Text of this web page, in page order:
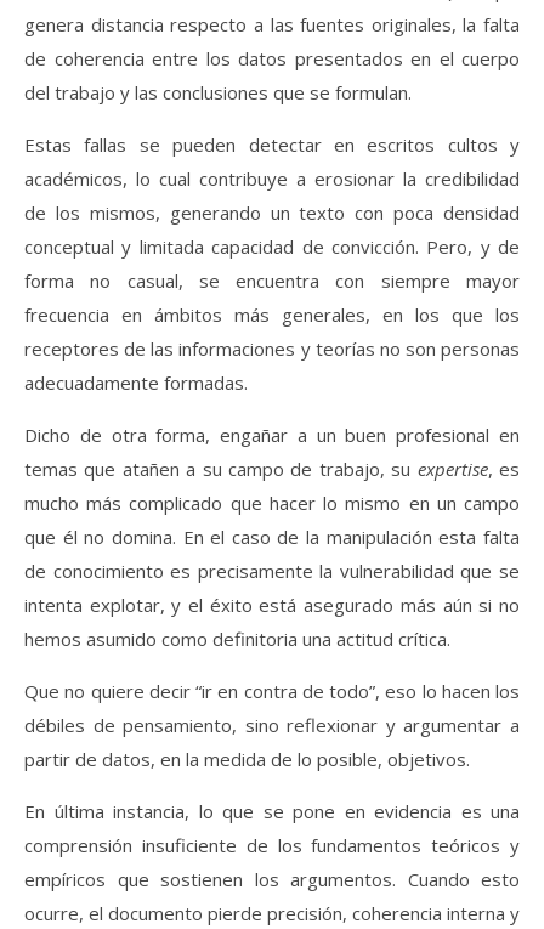
genera distancia respecto a las fuentes originales, la falta
de coherencia entre los datos presentados en el cuerpo
del trabajo y las conclusiones que se formulan.
Estas fallas se pueden detectar en escritos cultos y
académicos, lo cual contribuye a erosionar la credibilidad
de los mismos, generando un texto con poca densidad
conceptual y limitada capacidad de convicción. Pero, y de
forma no casual, se encuentra con siempre mayor
frecuencia en ámbitos más generales, en los que los
receptores de las informaciones y teorías no son personas
adecuadamente formadas.
Dicho de otra forma, engañar a un buen profesional en
temas que atañen a su campo de trabajo, su expertise, es
mucho más complicado que hacer lo mismo en un campo
que él no domina. En el caso de la manipulación esta falta
de conocimiento es precisamente la vulnerabilidad que se
intenta explotar, y el éxito está asegurado más aún si no
hemos asumido como definitoria una actitud crítica.
Que no quiere decir “ir en contra de todo”, eso lo hacen los
débiles de pensamiento, sino reflexionar y argumentar a
partir de datos, en la medida de lo posible, objetivos.
En última instancia, lo que se pone en evidencia es una
comprensión insuficiente de los fundamentos teóricos y
empíricos que sostienen los argumentos. Cuando esto
ocurre, el documento pierde precisión, coherencia interna y